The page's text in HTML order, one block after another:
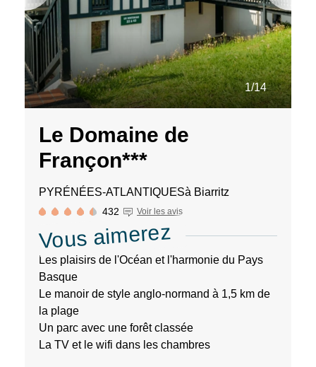
1/14
Le Domaine de
Françon***
PYRÉNÉES-ATLANTIQUESà Biarritz
432 Voir les avis
Vous aimerez
Les plaisirs de l'Océan et l'harmonie du Pays
Basque
Le manoir de style anglo-normand à 1,5 km de
la plage
Un parc avec une forêt classée
La TV et le wifi dans les chambres
de
notre
site